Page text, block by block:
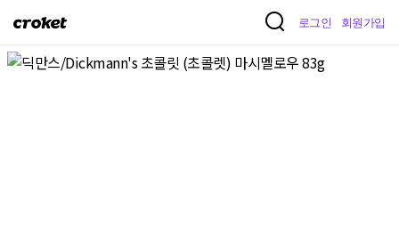
크
켓
로그인 회원가입